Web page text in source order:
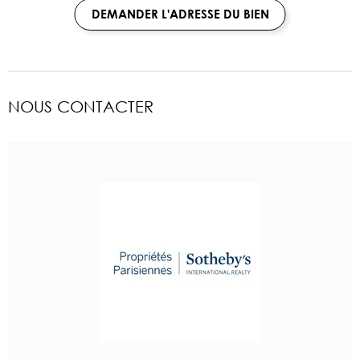
DEMANDER L'ADRESSE DU BIEN
NOUS CONTACTER